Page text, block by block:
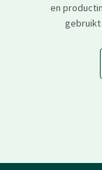
en
gebruikt